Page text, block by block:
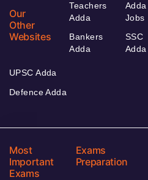
Our
Other
Websites
Teachers
Adda
Bankers
Adda
Adda
Jobs
SSC
Adda
UPSC Adda
Defence Adda
Most
Important
Exams
Exams
Preparation